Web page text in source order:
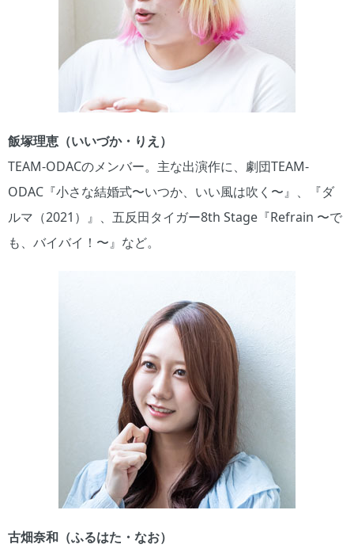
飯塚理恵（いいづか・りえ）
TEAM-ODACのメンバー。主な出演作に、劇団TEAM-
ODAC『小さな結婚式〜いつか、いい風は吹く〜』、『ダ
ルマ（2021）』、五反田タイガー8th Stage『Refrain 〜で
も、バイバイ！〜』など。
古畑奈和（ふるはた・なお）